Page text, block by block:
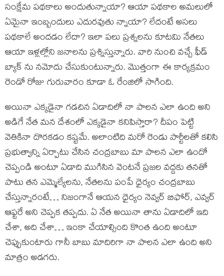
సంక్షేమ పథకాలు అందుతున్నాయా? ఆయా పథకాల అమలులో
ఏమైనా ఇంబ్బందులు ఎదురవుతు న్నాయా? లేదంటే అసలు
పథకాలే అందడం లేదా? ఇలా పలు ప్రశ్నలను కూటమి నేతలు
ఆయా ఇళ్లల్లోని జనాలను ప్రశ్నిస్తున్నారు. వారి నుంచి వచ్చే ఫీడ్
బ్యాక్ ను నమోదు చేసుకుంటున్నారు. మొత్తంగా ఈ కార్యక్రమం
రెండో రోజు గురువారం కూడా ఓ రేంజిలో సాగింది.
అయినా ఎక్కడైనా గడచిన ఏడాదిలో నా పాలన ఎలా ఉంది అని
అడిగే నేత మన దేశంలో ఎక్కడైనా కనిపిస్తారా? దీపం పెట్టి
వెతికినా దొరకడం కష్టమే. అలాంటిది మరో రెండు పార్టీలతో కలిసి
ప్రభుత్వాన్ని ఏర్పాటు చేసిన చంద్రబాబు మా పాలన ఎలా ఉందో
చెప్పండి అంటూ ఏడాది ముగిసిన వెంటనే ప్రజల వద్దకు తనతో
పాటు తన ఎమ్మెల్యేలను, నేతలను పంపే ధైర్యం చంద్రబాబు
చేస్తున్నారంటే… నిజంగానే ఆయన ధైర్యం నెవ్వర్ బిఫోర్, ఎవ్వర్
ఆఫ్టరే అని చెప్పక తప్పదు. ఏ నేత అయినా తాను ఏడాదిలో ఇది
చేశా, అది చేశా… ఇంకా చేయాల్సింది కొంత ఉంది అంటూ
చెప్పుకుంటారు గానీ బాబు మాదిరిగా నా పాలన ఎలా ఉంది అని
మాత్రం అడగరు.